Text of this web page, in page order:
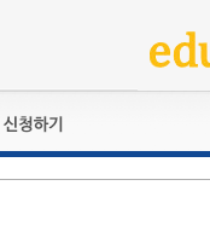
교육훈련